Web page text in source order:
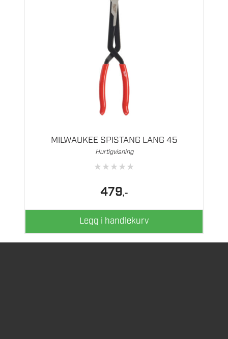
MILWAUKEE SPISTANG LANG 45
Hurtigvisning
★★★★★
479,-
Legg i handlekurv